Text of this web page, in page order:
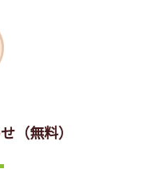
（無料）